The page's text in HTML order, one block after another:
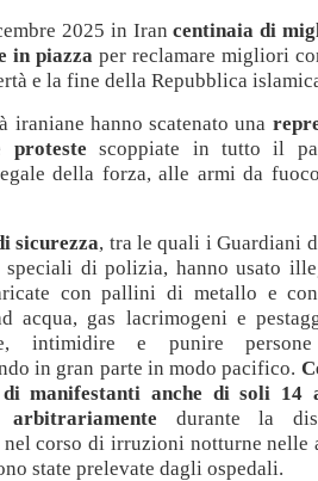
2025 in Iran centinaia di
in piazza per reclamare migliori
e la fine della Repubblica
iraniane hanno scatenato una
proteste scoppiate in tutto il
della forza, alle armi da
sicurezza, tra le quali i Guardiani
di polizia, hanno usato
con pallini di metallo e
acqua, gas lacrimogeni e
intimidire e punire
in gran parte in modo pacifico.
manifestanti anche di soli 14
arbitrariamente durante la
nel corso di irruzioni notturne nelle
state prelevate dagli ospedali.